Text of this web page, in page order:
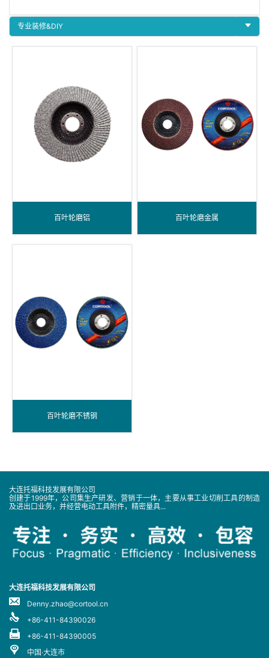
专业装修&DIY
百叶轮磨铝 百叶轮磨金属
百叶轮磨不锈钢
大连托福科技发展有限公司
创建于1999年，公司集生产研发、营销于一体，主要从事工业切削工具的制造
及进出口业务，并经营电动工具附件，精密量具...
大连托福科技发展有限公司
Denny.zhao@cortool.cn
+86-411-84390026
+86-411-84390005
中国·大连市